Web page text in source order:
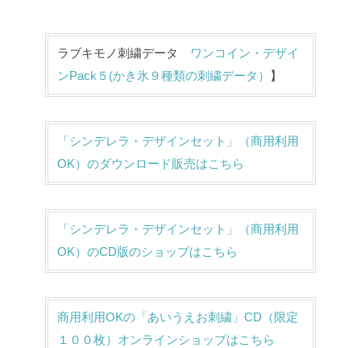
ラブキモノ刺繍データ
ワンコイン・デザイ
ンPack５(かき氷９種類の刺繍データ）
】
「シンデレラ・デザインセット」（商用利用
OK）のダウンロード販売はこちら
「シンデレラ・デザインセット」（商用利用
OK）のCD版のショップはこちら
商用利用OKの「あいうえお刺繍」CD（限定
１００枚）オンラインショップはこちら